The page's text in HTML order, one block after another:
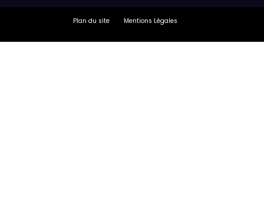
Plan du site Mentions Légales